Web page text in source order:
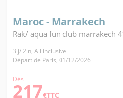
Maroc - Marrakech
Rak/ aqua fun club marrakech
3 j/ 2 n, All inclusive
Départ de Paris, 01/12/2026
Dès
217€TTC